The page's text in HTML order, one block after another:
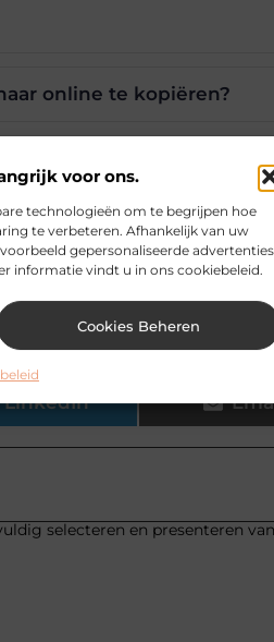
voor ons.
technologieën om te begrijpen hoe
te verbeteren. Afhankelijk van uw
gepersonaliseerde advertenties
informatie vindt u in ons cookiebeleid.
Cookies Beheren
online te kopiëren?
LinkedIn
selecteren en presenteren van